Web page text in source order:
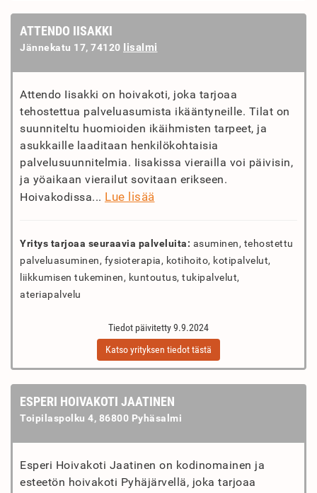
ATTENDO IISAKKI
Jännekatu 17, 74120 Iisalmi
Attendo Iisakki on hoivakoti, joka tarjoaa
tehostettua palveluasumista ikääntyneille. Tilat on
suunniteltu huomioiden ikäihmisten tarpeet, ja
asukkaille laaditaan henkilökohtaisia
palvelusuunnitelmia. Iisakissa vierailla voi päivisin,
ja yöaikaan vierailut sovitaan erikseen.
Hoivakodissa... Lue lisää
Yritys tarjoaa seuraavia palveluita: asuminen, tehostettu
palveluasuminen, fysioterapia, kotihoito, kotipalvelut,
liikkumisen tukeminen, kuntoutus, tukipalvelut,
ateriapalvelu
Tiedot päivitetty 9.9.2024
Katso yrityksen tiedot tästä
ESPERI HOIVAKOTI JAATINEN
Toipilaspolku 4, 86800 Pyhäsalmi
Esperi Hoivakoti Jaatinen on kodinomainen ja
esteetön hoivakoti Pyhäjärvellä, joka tarjoaa